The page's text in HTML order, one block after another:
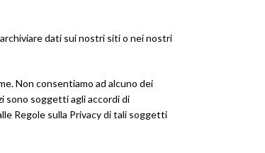
dati sui nostri siti o nei nostri
Non consentiamo ad alcuno dei
sono soggetti agli accordi di
Regole sulla Privacy di tali soggetti